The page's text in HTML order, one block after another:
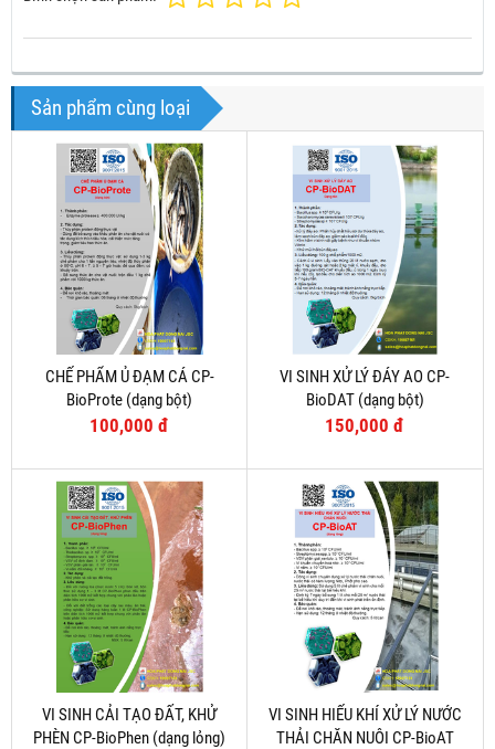
Sản phẩm cùng loại
CHẾ PHẨM Ủ ĐẠM CÁ CP-
BioProte (dạng bột)
100,000 đ
VI SINH XỬ LÝ ĐÁY AO CP-
BioDAT (dạng bột)
150,000 đ
VI SINH CẢI TẠO ĐẤT, KHỬ
PHÈN CP-BioPhen (dạng lỏng)
VI SINH HIẾU KHÍ XỬ LÝ NƯỚC
THẢI CHĂN NUÔI CP-BioAT